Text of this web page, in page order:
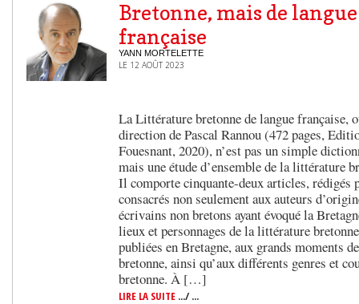
Bretonne, mais de langue
française
YANN MORTELETTE
LE 12 AOÛT 2023
La Littérature bretonne de langue française,
direction de Pascal Rannou (472 pages,
Fouesnant, 2020), n’est pas un simple
mais une étude d’ensemble de la littérature
Il comporte cinquante-deux articles, rédigés
consacrés non seulement aux auteurs
écrivains non bretons ayant évoqué la
lieux et personnages de la littérature
publiées en Bretagne, aux grands moments
bretonne, ainsi qu’aux différents genres et
bretonne. À […]
LIRE LA SUITE .../ ...